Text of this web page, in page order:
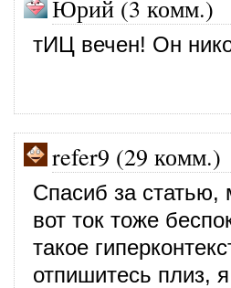
Юрий (3 комм.)
тИЦ вечен! Он
refer9 (29 комм.)
Спасиб за статью,
вот ток тоже
такое
отпишитесь плиз,